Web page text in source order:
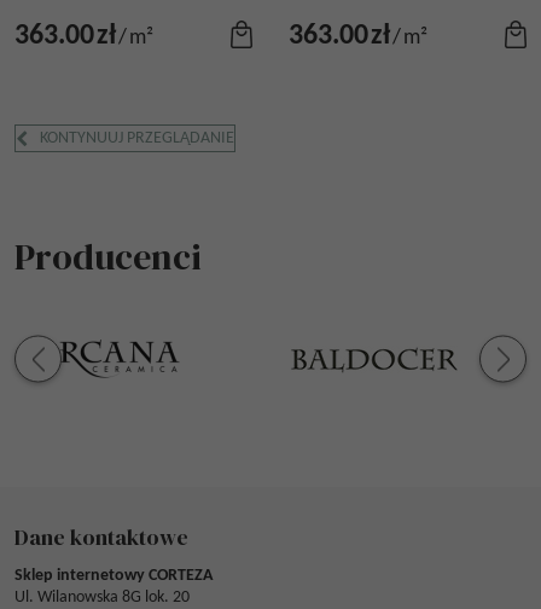
363.00zł/m² 363.00zł/m²
KONTYNUUJ PRZEGLĄDANIE
Producenci
Dane kontaktowe
Sklep internetowy CORTEZA
Ul. Wilanowska 8G lok. 20